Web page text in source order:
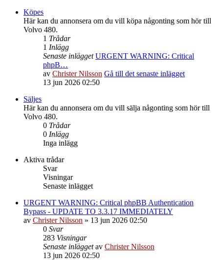
Köpes
Här kan du annonsera om du vill köpa någonting som hör till
Volvo 480.
1 Trådar
1 Inlägg
Senaste inlägget URGENT WARNING: Critical
phpB…
av Christer Nilsson Gå till det senaste inlägget
13 jun 2026 02:50
Säljes
Här kan du annonsera om du vill sälja någonting som hör till
Volvo 480.
0 Trådar
0 Inlägg
Inga inlägg
Aktiva trådar
Svar
Visningar
Senaste inlägget
URGENT WARNING: Critical phpBB Authentication
Bypass - UPDATE TO 3.3.17 IMMEDIATELY
av Christer Nilsson » 13 jun 2026 02:50
0 Svar
283 Visningar
Senaste inläggetav Christer Nilsson
13 jun 2026 02:50